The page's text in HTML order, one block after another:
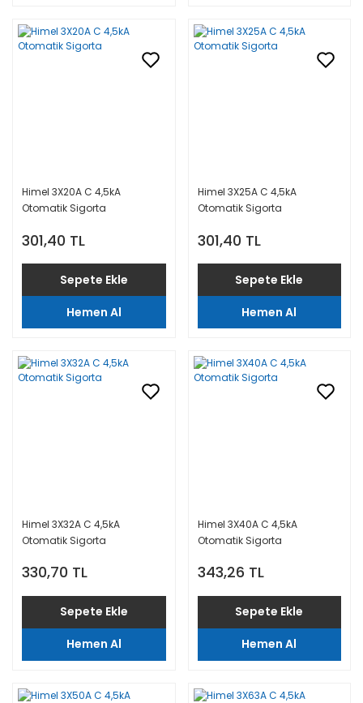
Himel 3X20A C 4,5kA
Otomatik Sigorta
301,40 TL
Sepete Ekle
Hemen Al
Himel 3X25A C 4,5kA
Otomatik Sigorta
301,40 TL
Sepete Ekle
Hemen Al
Himel 3X32A C 4,5kA
Otomatik Sigorta
330,70 TL
Sepete Ekle
Hemen Al
Himel 3X40A C 4,5kA
Otomatik Sigorta
343,26 TL
Sepete Ekle
Hemen Al